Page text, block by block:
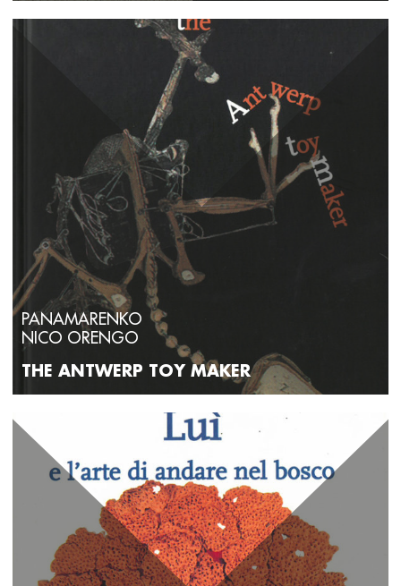
PANAMARENKO
NICO ORENGO
THE ANTWERP TOY MAKER